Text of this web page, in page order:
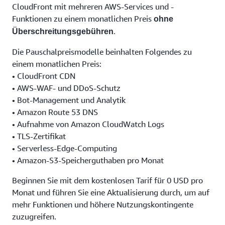
CloudFront mit mehreren AWS-Services und -
Funktionen zu einem monatlichen Preis ohne
Überschreitungsgebühren.
Die Pauschalpreismodelle beinhalten Folgendes zu
einem monatlichen Preis:
• CloudFront CDN
• AWS-WAF- und DDoS-Schutz
• Bot-Management und Analytik
• Amazon Route 53 DNS
• Aufnahme von Amazon CloudWatch Logs
• TLS-Zertifikat
• Serverless-Edge-Computing
• Amazon-S3-Speicherguthaben pro Monat
Beginnen Sie mit dem kostenlosen Tarif für 0 USD pro
Monat und führen Sie eine Aktualisierung durch, um auf
mehr Funktionen und höhere Nutzungskontingente
zuzugreifen.